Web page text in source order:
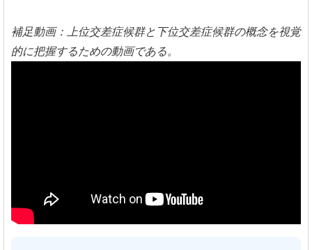
補足動画：上位交差症候群と下位交差症候群の概念を視覚
的に把握するための動画である。